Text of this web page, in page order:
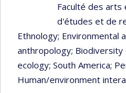
Faculté des arts
d'études et de
Ethnology; Environmental
anthropology; Biodiversity
ecology; South America;
Human/environment